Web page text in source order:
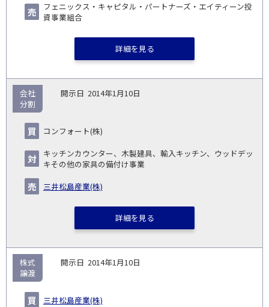
フェニックス・キャピタル・パートナーズ・エイティーン投
資事業組合
詳細を見る
2014年1月10日
コンフォート(株)
キッチンカウンター、木製建具、輸入キッチン、ウッドデッ
キその他の家具の備付け事業
三井松島産業(株)
会社
分割
詳細を見る
2014年1月10日
三井松島産業(株)
株式
譲渡